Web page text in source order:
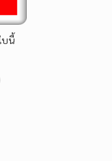
บนี้